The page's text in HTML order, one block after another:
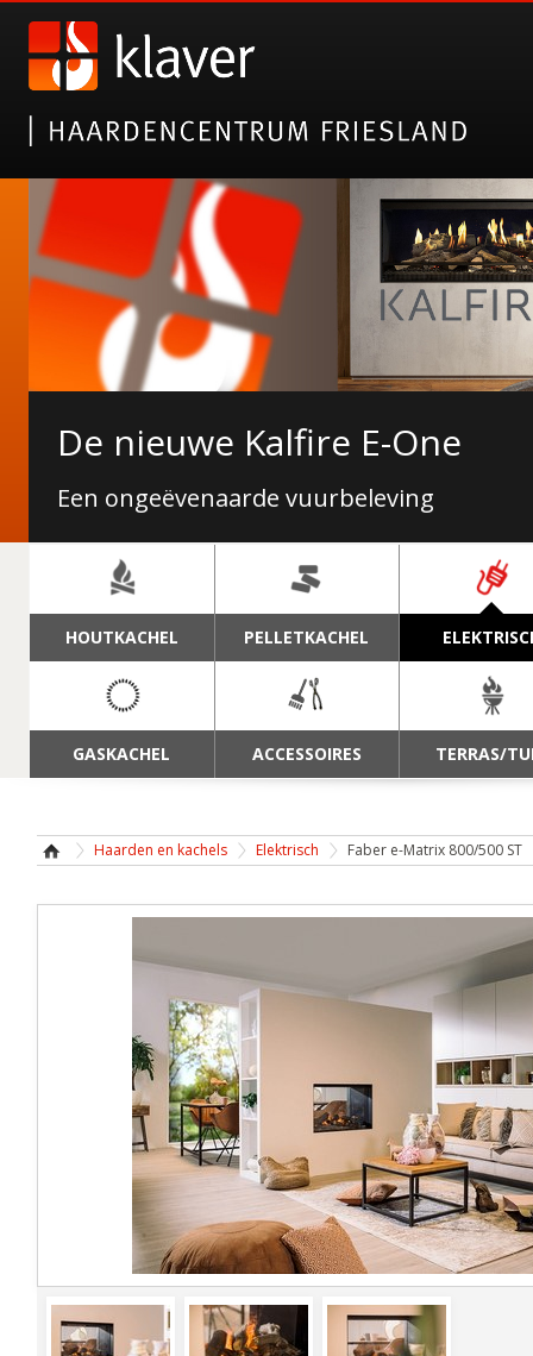
Gazco elektrische haarden
Alsof het echt is!
De nieuwe Kalfire E-One
Een ongeëvenaarde vuurbeleving
NAVIGATIE
HOUTKACHEL PELLETKACHEL
GASKACHEL ACCESSOIRES TERRAS/
Haarden en kachels Elektrisch Faber e-Matrix 800/500 ST